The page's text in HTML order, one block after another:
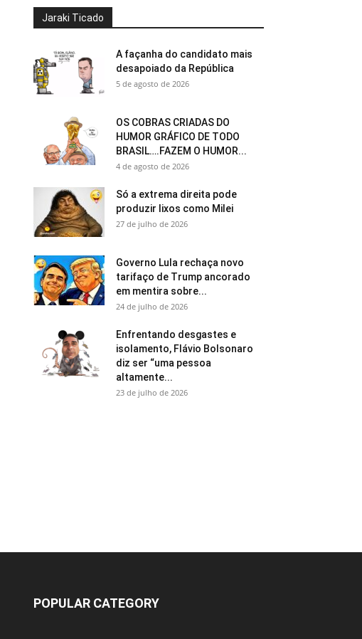
Jaraki Ticado
A façanha do candidato mais
desapoiado da República
5 de agosto de 2026
OS COBRAS CRIADAS DO
HUMOR GRÁFICO DE TODO
BRASIL….FAZEM O HUMOR...
4 de agosto de 2026
Só a extrema direita pode
produzir lixos como Milei
27 de julho de 2026
Governo Lula rechaça novo
tarifaço de Trump ancorado
em mentira sobre...
24 de julho de 2026
Enfrentando desgastes e
isolamento, Flávio Bolsonaro
diz ser “uma pessoa
altamente...
23 de julho de 2026
POPULAR CATEGORY